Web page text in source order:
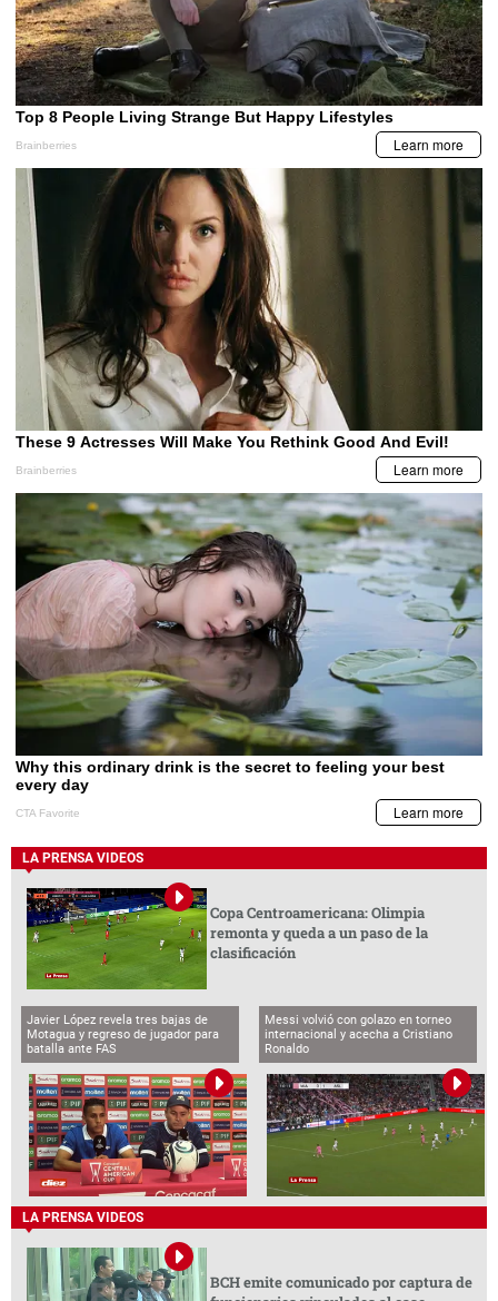
LA PRENSA VIDEOS
Copa Centroamericana: Olimpia
remonta y queda a un paso de la
clasificación
Javier López revela tres bajas de
Motagua y regreso de jugador para
batalla ante FAS
Messi volvió con golazo en torneo
internacional y acecha a Cristiano
LA PRENSA VIDEOS
BCH emite comunicado por captura de
funcionarios vinculados al caso